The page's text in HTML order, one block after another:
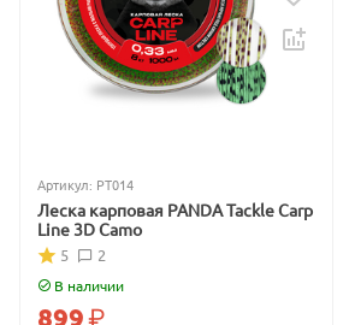
Артикул: PT014
Леска карповая PANDA Tackle Carp
Line 3D Camo
2
5
В наличии
899₽